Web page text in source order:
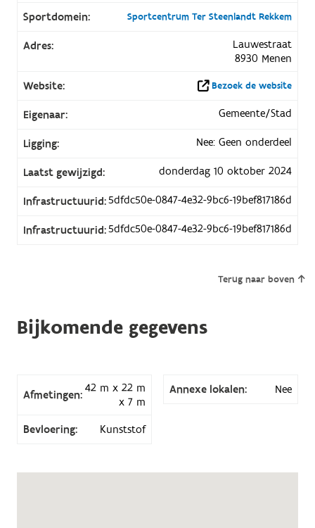
Sportdomein: Sportcentrum Ter Steenlandt Rekkem
Adres:
Lauwestraat
8930 Menen
Website:
Bezoek de website
Eigenaar: Gemeente/Stad
Ligging: Nee: Geen onderdeel
Laatst gewijzigd: donderdag 10 oktober 2024
Infrastructuurid:5dfdc50e-0847-4e32-9bc6-19bef817186d
Infrastructuurid:5dfdc50e-0847-4e32-9bc6-19bef817186d
Terug naar boven
Bijkomende gegevens
Afmetingen: 42 m x 22 m
x 7 m
Annexe lokalen: Nee
Bevloering: Kunststof